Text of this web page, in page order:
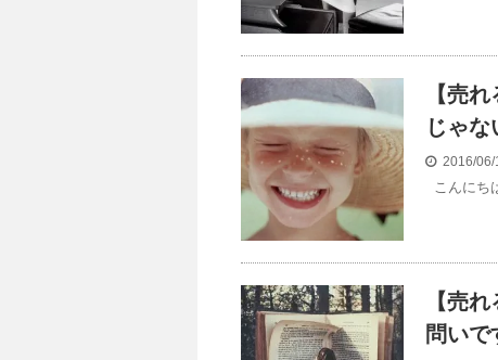
【売
じゃな
2016/06/
こんにち
【売
問いで